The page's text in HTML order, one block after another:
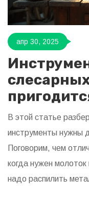
апр 30, 2025
В этой статье
инструменты нужны
Поговорим, чем
когда нужен
надо распилить